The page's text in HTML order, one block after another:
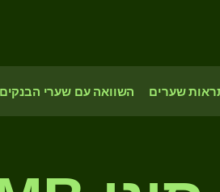
שערים השוואה עם שערי הבנקים